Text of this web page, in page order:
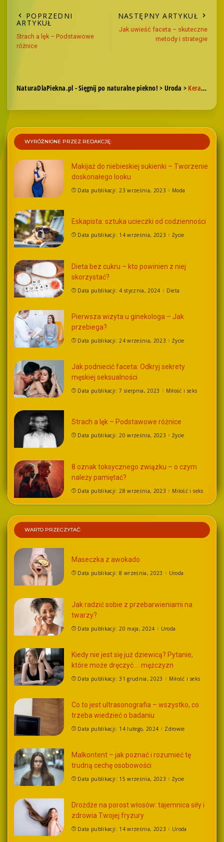
POPRZEDNI
ARTYKUŁ
Strach a lęk – Podstawowe
różnice
NASTĘPNY ARTYKUŁ
Jak uwieść faceta – skuteczne
metody i strategie
NaturaDlaPiekna.pl - Sięgnij po naturalne piekno! > Uroda > Keratynowe prostowanie włosów: Kiedy można powtórzyć ten korzystny zabieg?
WYRÓŻNIONE PRZEZ REDAKCJĘ:
Makijaż do niebieskiej sukienki – Tworzenie
doskonałego looku
Data publikacji: 23 września, 2023 Moda
Eskapista: sztuka ucieczki od codzienności
Data publikacji: 14 września, 2023 Życie
Dieta bez cukru – kto powinien z niej
skorzystać?
Data publikacji: 4 stycznia, 2024 Dieta
Pierwsza wizyta u ginekologa – Jak
przebiega?
Data publikacji: 24 września, 2023 Życie
Jak podniecić faceta: Odkryj sekrety
męskiej seksualności
Data publikacji: 7 sierpnia, 2023 Miłość i seks
Strach a lęk – Podstawowe różnice
Data publikacji: 20 września, 2023 Życie
8 oznak toksycznego związku – o czym
należy pamiętać?
Data publikacji: 28 września, 2023 Miłość i seks
WARTO PRZECZYTAĆ:
Maseczka z awokado
Data publikacji: 8 września, 2023 Uroda
Jak radzić sobie z przebarwieniami na
twarzy?
Data publikacji: 20 maja, 2024 Uroda
Kiedy nie jest się już dziewicą? Pytanie,
które może dręczyć … mężczyzn
Data publikacji: 31 grudnia, 2023 Miłość i seks
Co to jest ultrasonografia – wszystko, co
trzeba wiedzieć o badaniu
Data publikacji: 14 lutego, 2024 Zdrowie
Malkontent – jak poznać i rozumieć tę
trudną cechę osobowości
Data publikacji: 15 września, 2023 Życie
Drożdże na porost włosów: tajemnica siły i
zdrowia Twojej fryzury
Data publikacji: 14 września, 2023 Uroda